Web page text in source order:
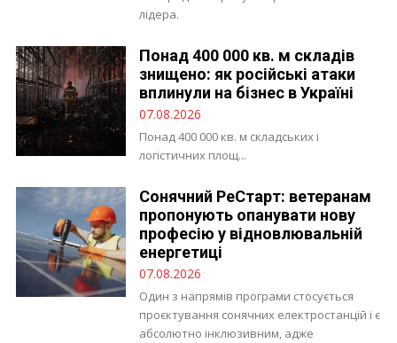
лідера.
Понад 400 000 кв. м складів
знищено: як російські атаки
вплинули на бізнес в Україні
07.08.2026
Понад 400 000 кв. м складських і
логістичних площ...
Сонячний РеСтарт: ветеранам
пропонують опанувати нову
професію у відновлювальній
енергетиці
07.08.2026
Один з напрямів програми стосується
проєктування сонячних електростанцій і є
абсолютно інклюзивним, адже